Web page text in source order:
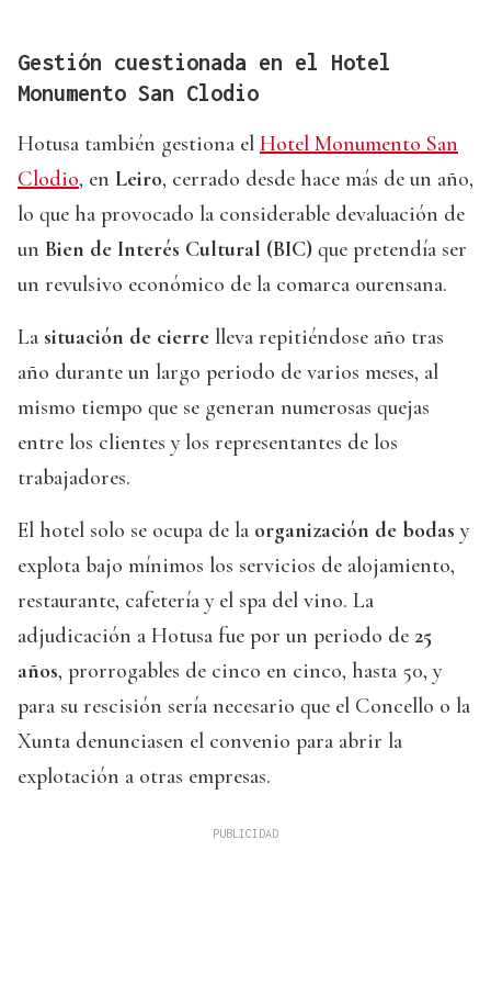
Gestión cuestionada en el Hotel
Monumento San Clodio
Hotusa también gestiona el Hotel Monumento San
Clodio, en Leiro, cerrado desde hace más de un año,
lo que ha provocado la considerable devaluación de
un Bien de Interés Cultural (BIC) que pretendía ser
un revulsivo económico de la comarca ourensana.
La situación de cierre lleva repitiéndose año tras
año durante un largo periodo de varios meses, al
mismo tiempo que se generan numerosas quejas
entre los clientes y los representantes de los
trabajadores.
El hotel solo se ocupa de la organización de bodas y
explota bajo mínimos los servicios de alojamiento,
restaurante, cafetería y el spa del vino. La
adjudicación a Hotusa fue por un periodo de 25
años, prorrogables de cinco en cinco, hasta 50, y
para su rescisión sería necesario que el Concello o la
Xunta denunciasen el convenio para abrir la
explotación a otras empresas.